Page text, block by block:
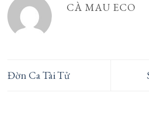
CÀ MAU ECO
Đờn Ca Tài Tử